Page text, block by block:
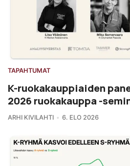
TAPAHTUMAT
K-ruokakauppiaiden
2026 ruokakauppa -
ARHI KIVILAHTI 6. ELO 2026